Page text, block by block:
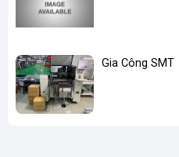
Gia Công SMT